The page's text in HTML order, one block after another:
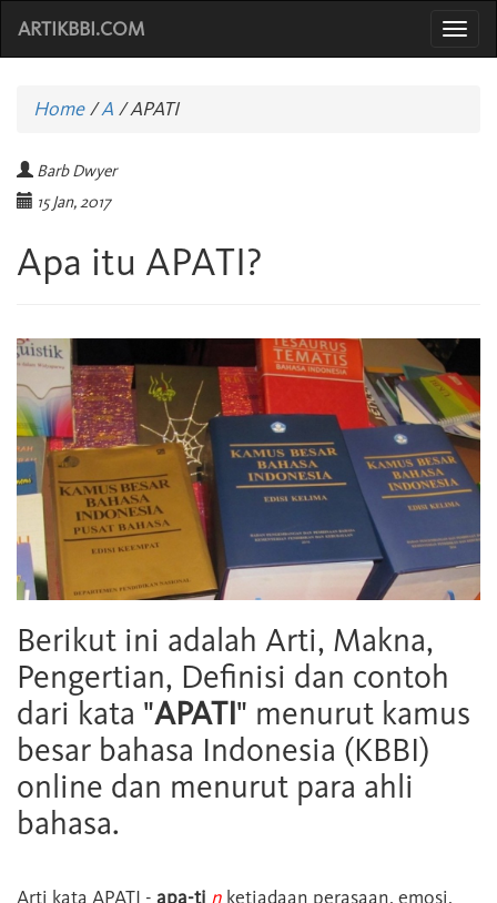
ARTIKBBI.COM
Home/A /APATI
Barb Dwyer
15 Jan, 2017
Apa itu APATI?
Berikut ini adalah Arti, Makna,
Pengertian, Definisi dan contoh
dari kata "APATI" menurut kamus
besar bahasa Indonesia (KBBI)
online dan menurut para ahli
bahasa.
Arti kata APATI - apa-ti n ketiadaan perasaan, emosi,